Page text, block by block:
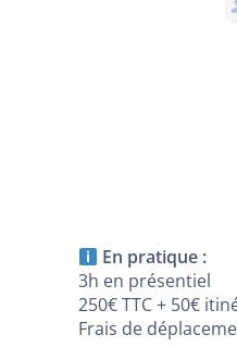
En pratique :
3h en présentiel
250€ TTC + 50€
Frais de